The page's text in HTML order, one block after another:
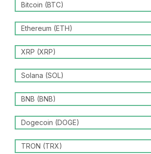
Bitcoin (BTC)
Ethereum (ETH)
XRP (XRP)
Solana (SOL)
BNB (BNB)
Dogecoin (DOGE)
TRON (TRX)